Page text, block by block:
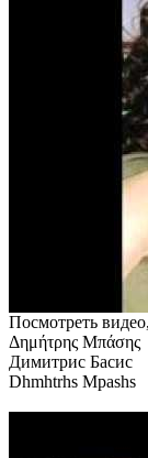
Посмотреть
Δημήτρης Μπάσης
Димитрис Басис
Dhmhtrhs Mpashs